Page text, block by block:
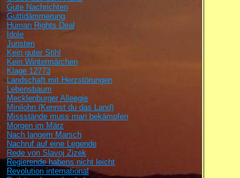
Gute Nachrichten
Guttidämmerung
Human Rights Deal
Idole
Juristen
Kein guter Stihl
Kein Wintermärchen
Klage 12773
Landschaft mit Herzstörungen
Lebensbaum
Mecklenburger Alleegie
Minilohn (Kennst du das Land)
Missstände muss man bekämpfen
Morgen im März
Nach langem Marsch
Nachruf auf eine Legende
Rede von Slavoj Zizek
Regierende habens nicht leicht
Revolution international